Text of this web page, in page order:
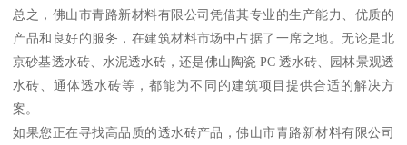
总之，佛山市青路新材料有限公司凭借其专业的生产能力、优质的
产品和良好的服务，在建筑材料市场中占据了一席之地。无论是北
京砂基透水砖、水泥透水砖，还是佛山陶瓷 PC 透水砖、园林景观透
水砖、通体透水砖等，都能为不同的建筑项目提供合适的解决方
案。
如果您正在寻找高品质的透水砖产品，佛山市青路新材料有限公司